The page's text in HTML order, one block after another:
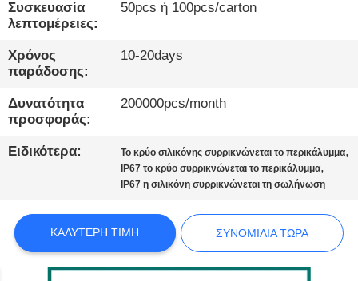
ΕΠΙΚΟΙΝΩΝΉΣΤΕ
ΜΑΖΊ
ΜΑΣ
ΕΙΔΉΣΕΙΣ
ΥΠΟΘΈΣΕΙΣ
ΙΣΤΟΛΌΓΙΟ
SITEMAP
Συσκευασία
λεπτομέρειες:
50pcs ή 100pcs/carton
Χρόνος
παράδοσης:
10-20days
Δυνατότητα
προσφοράς:
200000pcs/month
Ειδικότερα: Το κρύο σιλικόνης συρρικνώνεται το περικάλυμμα,
IP67 το κρύο συρρικνώνεται το περικάλυμμα,
IP67 η σιλικόνη συρρικνώνεται τη σωλήνωση
ΚΑΛΎΤΕΡΗ ΤΙΜΉ ΣΥΝΟΜΙΛΊΑ ΤΏΡΑ